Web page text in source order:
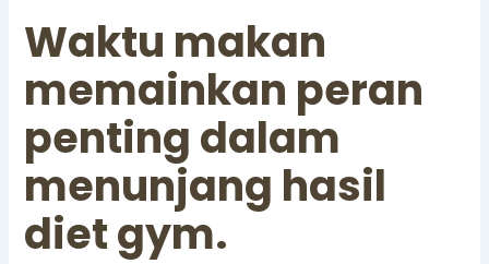
Waktu makan
memainkan peran
penting dalam
menunjang hasil
diet gym.